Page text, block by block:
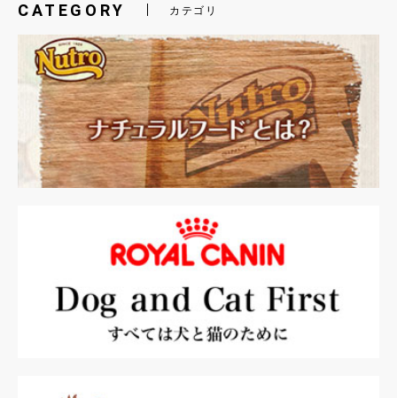
CATEGORY カテゴリ